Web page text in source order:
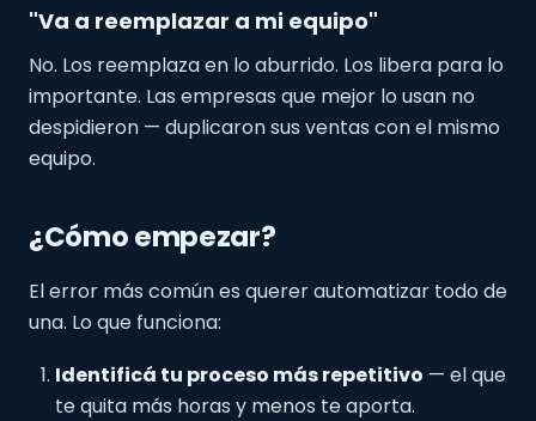
"Va a reemplazar a mi equipo"
No. Los reemplaza en lo aburrido. Los libera para lo
importante. Las empresas que mejor lo usan no
despidieron — duplicaron sus ventas con el mismo
equipo.
¿Cómo empezar?
El error más común es querer automatizar todo de
una. Lo que funciona:
Identificá tu proceso más repetitivo — el que
te quita más horas y menos te aporta.